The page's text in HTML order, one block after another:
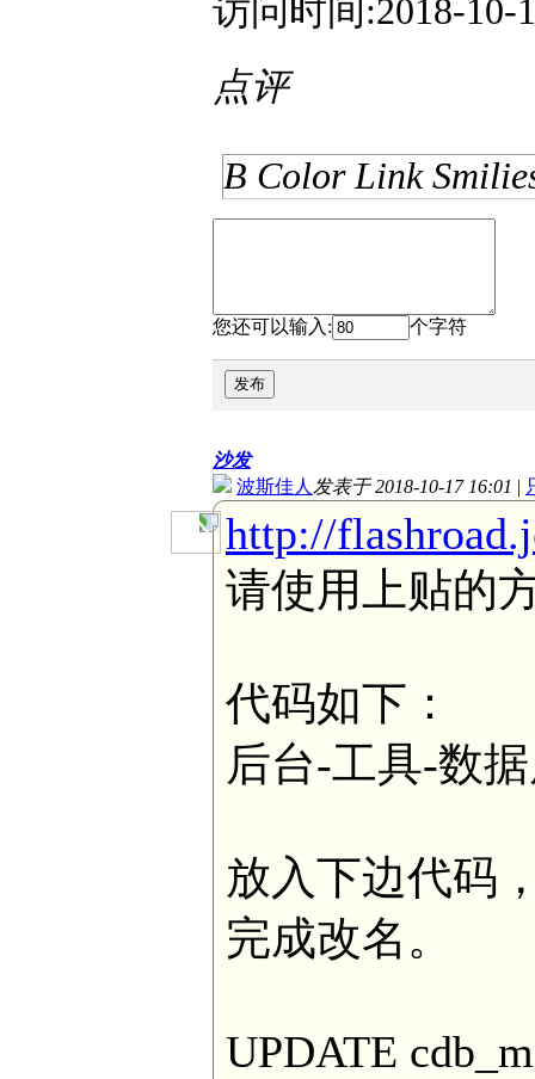
访问时间:2018-10-
点评
B Color Link
您还可以输入: 个字符
发布
沙发
波斯佳人 发表于 2018-10-17 16:01 |
http://
请使用上贴的
代码如下：
后台-工具-数
放入下边代码
完成改名。
UPDATE